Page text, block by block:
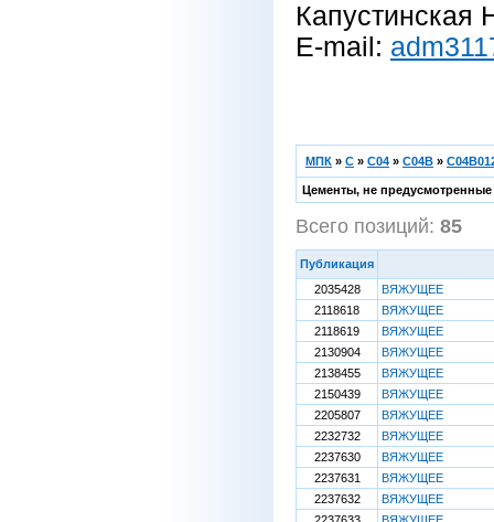
Капустинская
E-mail:
МПК » C » C04 » C04B »
Цементы, не предусмотренные
Всего позиций: 85
Публикация
2035428
ВЯЖУЩЕЕ
2118618
ВЯЖУЩЕЕ
2118619
ВЯЖУЩЕЕ
2130904
ВЯЖУЩЕЕ
2138455
ВЯЖУЩЕЕ
2150439
ВЯЖУЩЕЕ
2205807
ВЯЖУЩЕЕ
2232732
ВЯЖУЩЕЕ
2237630
ВЯЖУЩЕЕ
2237631
ВЯЖУЩЕЕ
2237632
ВЯЖУЩЕЕ